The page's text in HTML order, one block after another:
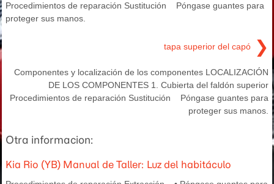
Procedimientos de reparación Sustitución Póngase guantes para
proteger sus manos.
tapa superior del capó ❯
Componentes y localización de los componentes LOCALIZACIÓN
DE LOS COMPONENTES 1. Cubierta del faldón superior
Procedimientos de reparación Sustitución Póngase guantes para
proteger sus manos.
Otra informacion:
Kia Rio (YB) Manual de Taller: Luz del habitáculo